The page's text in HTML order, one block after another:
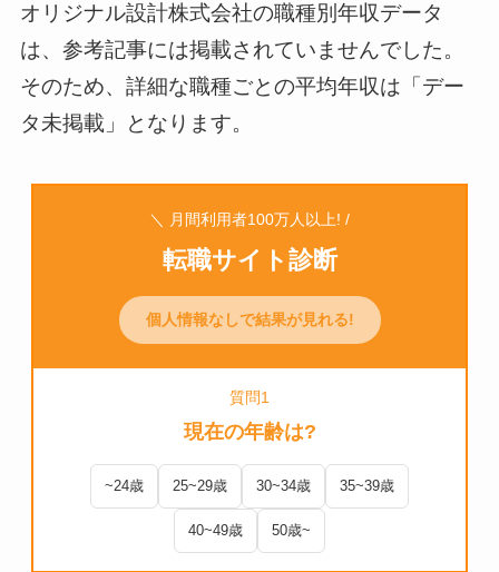
オリジナル設計株式会社の職種別年収データ
は、参考記事には掲載されていませんでした。
そのため、詳細な職種ごとの平均年収は「デー
タ未掲載」となります。
＼ 月間利用者100万人以上! /
転職サイト診断
個人情報なしで結果が見れる!
質問1
現在の年齢は?
~24歳 25~29歳 30~34歳 35~39歳
40~49歳 50歳~